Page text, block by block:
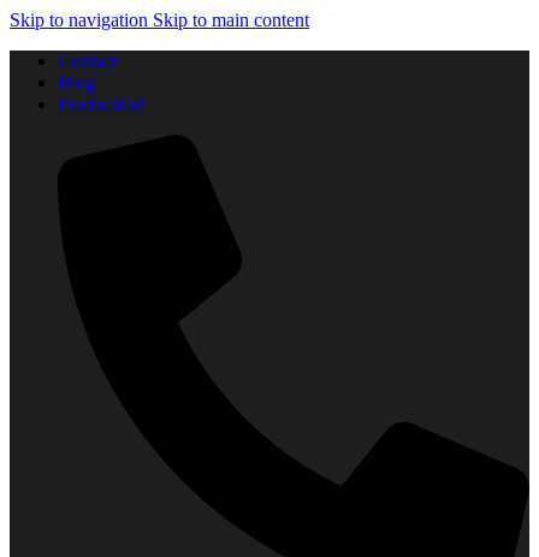
Skip to navigation Skip to main content
Contact
Blog
Producători